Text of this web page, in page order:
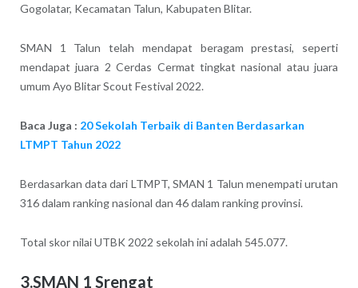
Gogolatar, Kecamatan Talun, Kabupaten Blitar.
SMAN 1 Talun telah mendapat beragam prestasi, seperti
mendapat juara 2 Cerdas Cermat tingkat nasional atau juara
umum Ayo Blitar Scout Festival 2022.
Baca Juga : 20 Sekolah Terbaik di Banten Berdasarkan
LTMPT Tahun 2022
Berdasarkan data dari LTMPT, SMAN 1 Talun menempati urutan
316 dalam ranking nasional dan 46 dalam ranking provinsi.
Total skor nilai UTBK 2022 sekolah ini adalah 545.077.
3.SMAN 1 Srengat